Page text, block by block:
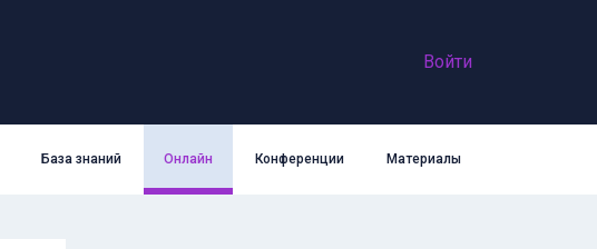
Войти
База знаний Онлайн Конференции Материалы